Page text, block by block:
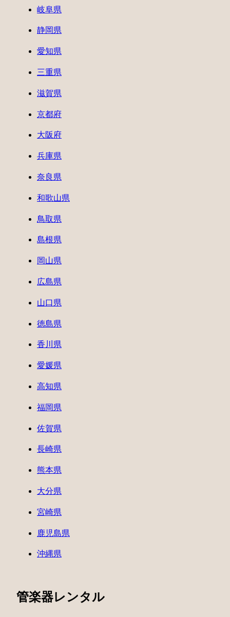
岐阜県
静岡県
愛知県
三重県
滋賀県
京都府
大阪府
兵庫県
奈良県
和歌山県
鳥取県
島根県
岡山県
広島県
山口県
徳島県
香川県
愛媛県
高知県
福岡県
佐賀県
長崎県
熊本県
大分県
宮崎県
鹿児島県
沖縄県
管楽器レンタル